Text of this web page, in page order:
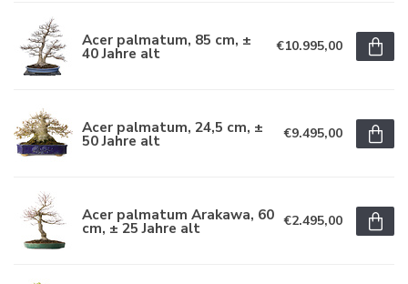
Acer palmatum, 85 cm, ±
40 Jahre alt €10.995,00
Acer palmatum, 24,5 cm, ±
50 Jahre alt €9.495,00
Acer palmatum Arakawa, 60
cm, ± 25 Jahre alt €2.495,00